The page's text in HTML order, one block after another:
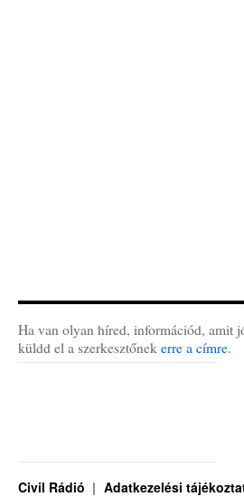
Ha van olyan híred, információd, amit
küldd el a szerkesztőnek erre a címre.
Civil Rádió Adatkezelési